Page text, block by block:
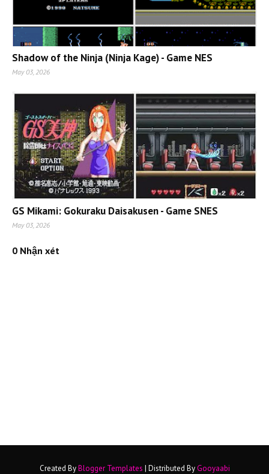
Shadow of the Ninja (Ninja Kage) - Game NES
May 03, 2026
GS Mikami: Gokuraku Daisakusen - Game SNES
May 03, 2026
0 Nhận xét
Created ByBlogger Templates | Distributed By Gooyaabi